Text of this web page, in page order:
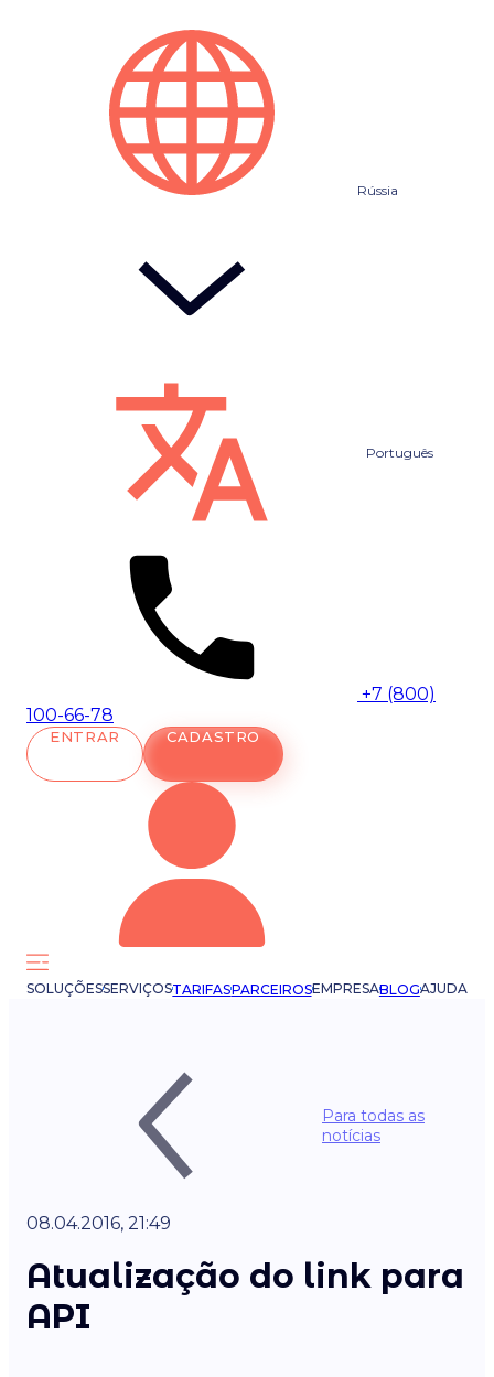
Rússia
Português
+7 (800)
100-66-78
ENTRAR CADASTRO
SOLUÇÕESSERVIÇOSTARIFASPARCEIROSEMPRESABLOGAJUDA
Para todas as
notícias
08.04.2016, 21:49
Atualização do link para
API